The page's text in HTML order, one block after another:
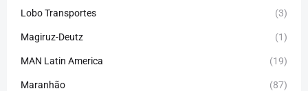
Lobo Transportes (3)
Magiruz-Deutz (1)
MAN Latin America (19)
Maranhão (87)